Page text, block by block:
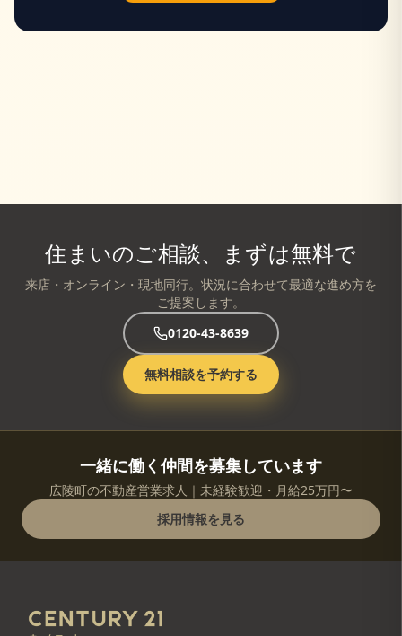
住まいのご相談、まずは無料で
来店・オンライン・現地同行。状況に合わせて最適な進め方を
ご提案します。
0120-43-8639
無料相談を予約する
一緒に働く仲間を募集しています
広陵町の不動産営業求人｜未経験歓迎・月給25万円〜
採用情報を見る